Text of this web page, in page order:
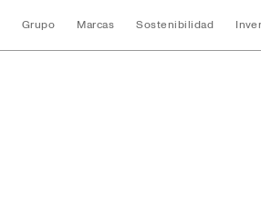
Grupo Marcas Sostenibilidad
Junta